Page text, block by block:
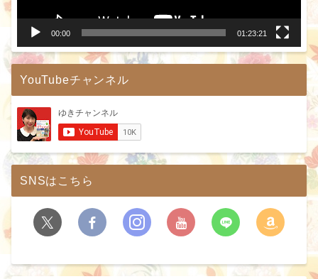
00:00 01:23:21
YouTubeチャンネル
SNSはこちら